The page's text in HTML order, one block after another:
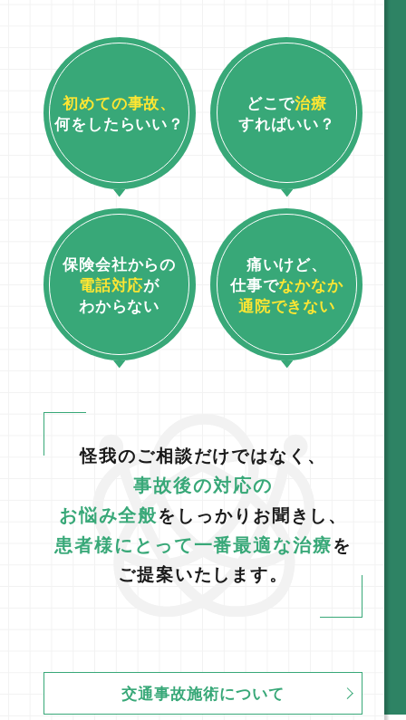
初めての事故、
何をしたらいい？
どこで治療
すればいい？
保険会社からの
電話対応が
わからない
痛いけど、
仕事でなかなか
通院できない
怪我のご相談だけではなく、
事故後の対応の
お悩み全般をしっかりお聞きし、
患者様にとって一番最適な治療を
ご提案いたします。
交通事故施術について